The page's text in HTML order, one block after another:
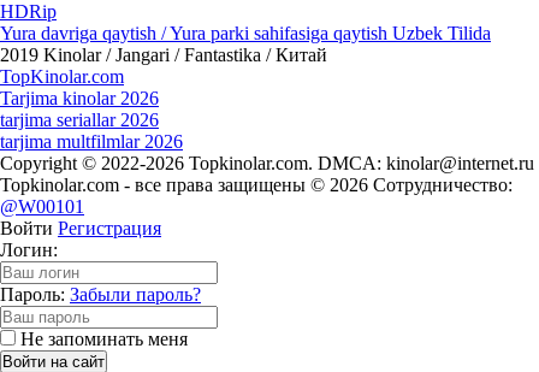
HDRip
Yura davriga qaytish / Yura parki sahifasiga qaytish Uzbek Tilida
2019 Kinolar / Jangari / Fantastika / Китай
TopKinolar.com
Tarjima kinolar 2026
tarjima seriallar 2026
tarjima multfilmlar 2026
Copyright © 2022-2026 Topkinolar.com. DMCA: kinolar@internet.ru
Topkinolar.com - все права защищены © 2026 Сотрудничество:
@W00101
Войти Регистрация
Логин:
Пароль: Забыли пароль?
Не запоминать меня
Войти на сайт